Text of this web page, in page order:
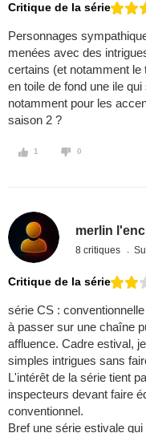
Critique de la série
Personnages
menées avec des
certains (et notamment le
en toile de fond une ile
notamment pour les
saison 2 ?
1 0
merlin
8 critiques
Critique de la série
série CS :
à passer sur une chaîne
affluence. Cadre estival,
simples intrigues sans
L'intérêt de la série tient
inspecteurs devant faire
conventionnel.
Bref une série estivale